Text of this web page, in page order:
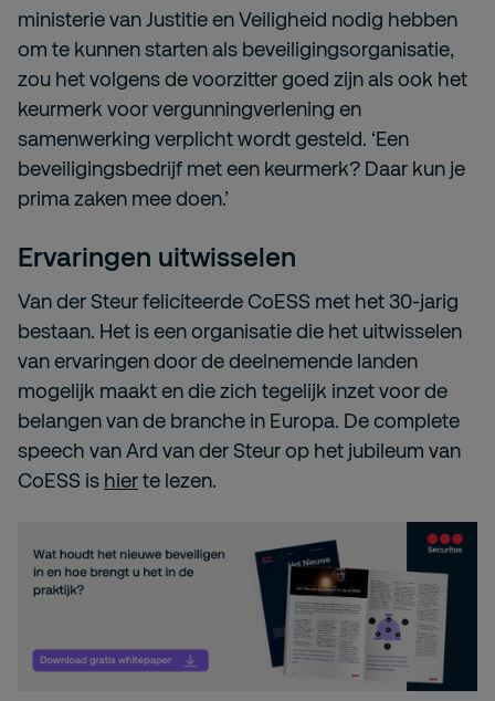
ministerie van Justitie en Veiligheid nodig hebben
om te kunnen starten als beveiligingsorganisatie,
zou het volgens de voorzitter goed zijn als ook het
keurmerk voor vergunningverlening en
samenwerking verplicht wordt gesteld. ‘Een
beveiligingsbedrijf met een keurmerk? Daar kun je
prima zaken mee doen.’
Ervaringen uitwisselen
Van der Steur feliciteerde CoESS met het 30-jarig
bestaan. Het is een organisatie die het uitwisselen
van ervaringen door de deelnemende landen
mogelijk maakt en die zich tegelijk inzet voor de
belangen van de branche in Europa. De complete
speech van Ard van der Steur op het jubileum van
CoESS is hierte lezen.